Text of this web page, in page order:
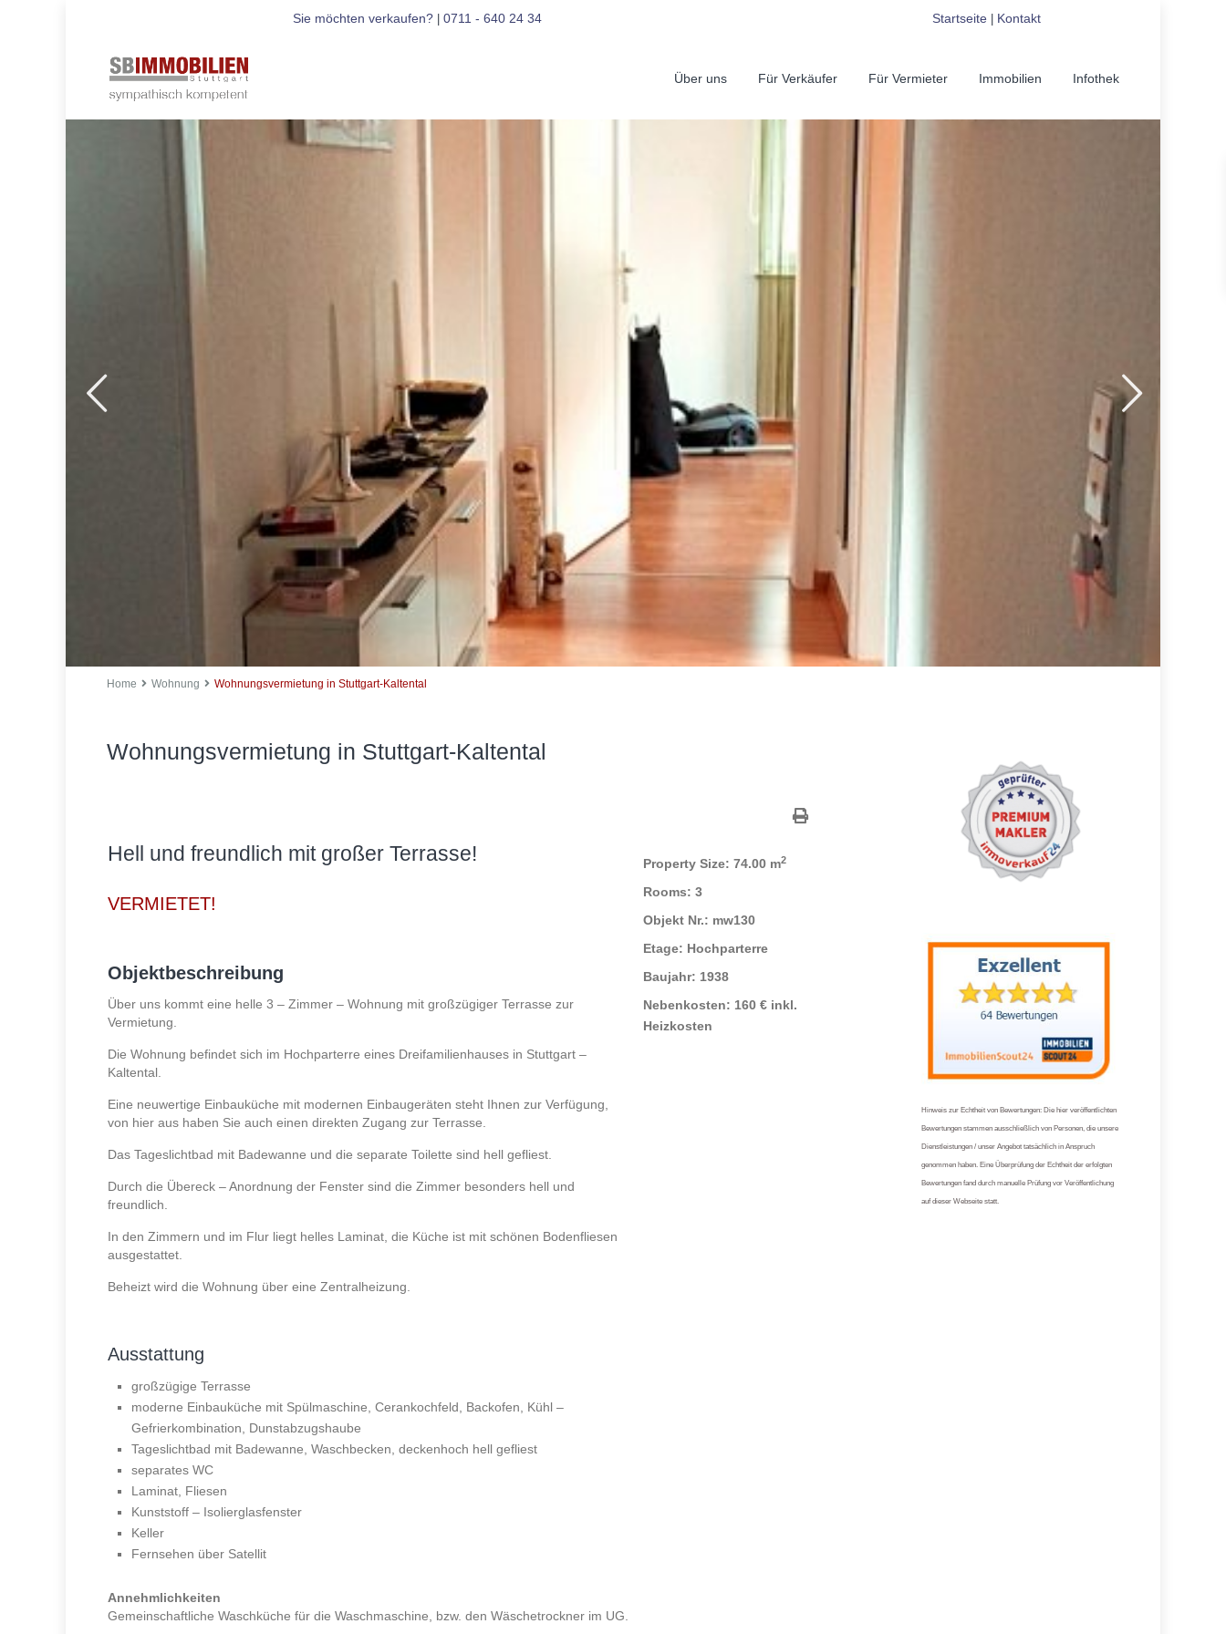
Sie möchten verkaufen? 0711 - 640 24 34 Startseite| Kontakt
Über uns Für Verkäufer Für Vermieter Immobilien Infothek
Home Wohnung Wohnungsvermietung in Stuttgart-Kaltental
Wohnungsvermietung in Stuttgart-Kaltental
Hell und freundlich mit großer Terrasse!
VERMIETET!
Objektbeschreibung
Über uns kommt eine helle 3 – Zimmer – Wohnung mit großzügiger Terrasse zur
Vermietung.
Die Wohnung befindet sich im Hochparterre eines Dreifamilienhauses in Stuttgart –
Kaltental.
Eine neuwertige Einbauküche mit modernen Einbaugeräten steht Ihnen zur Verfügung,
von hier aus haben Sie auch einen direkten Zugang zur Terrasse.
Das Tageslichtbad mit Badewanne und die separate Toilette sind hell gefliest.
Durch die Übereck – Anordnung der Fenster sind die Zimmer besonders hell und
freundlich.
In den Zimmern und im Flur liegt helles Laminat, die Küche ist mit schönen Bodenfliesen
ausgestattet.
Beheizt wird die Wohnung über eine Zentralheizung.
Ausstattung
großzügige Terrasse
moderne Einbauküche mit Spülmaschine, Cerankochfeld, Backofen, Kühl –
Gefrierkombination, Dunstabzugshaube
Tageslichtbad mit Badewanne, Waschbecken, deckenhoch hell gefliest
separates WC
Laminat, Fliesen
Kunststoff – Isolierglasfenster
Keller
Fernsehen über Satellit
Annehmlichkeiten
Gemeinschaftliche Waschküche für die Waschmaschine, bzw. den Wäschetrockner im UG.
Property Size: 74.00 m2
Rooms: 3
Objekt Nr.: mw130
Etage: Hochparterre
Baujahr: 1938
Nebenkosten: 160 € inkl.
Heizkosten
Hinweis zur Echtheit von Bewertungen: Die hier veröffentlichten
Bewertungen stammen ausschließlich von Personen, die unsere
Dienstleistungen / unser Angebot tatsächlich in Anspruch
genommen haben. Eine Überprüfung der Echtheit der erfolgten
Bewertungen fand durch manuelle Prüfung vor Veröffentlichung
auf dieser Webseite statt.